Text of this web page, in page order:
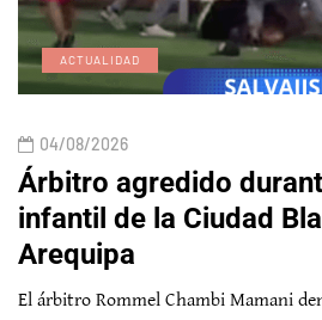
ACTUALIDAD
04/08/2026
Árbitro agredido
infantil de la Ciudad
Arequipa
El árbitro Rommel Chambi Mamani